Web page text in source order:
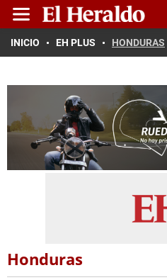
INICIO EH PLUS HONDURAS
Honduras